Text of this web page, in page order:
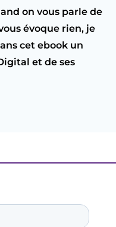
on vous parle de
évoque rien, je
cet ebook un
et de ses